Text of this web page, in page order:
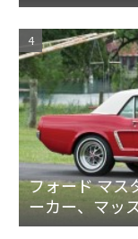
フォード マス
ーカー、マッ
ット